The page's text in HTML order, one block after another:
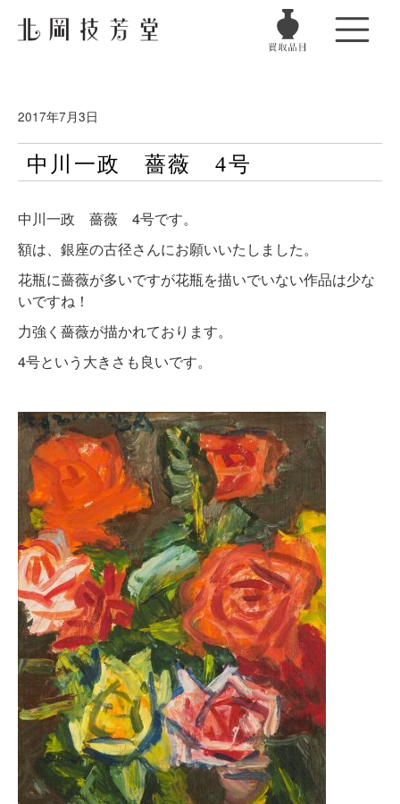
2017年7月3日
中川一政 薔薇 4号
中川一政 薔薇 4号です。
額は、銀座の古径さんにお願いいたしました。
花瓶に薔薇が多いですが花瓶を描いでいない作品は少な
いですね！
力強く薔薇が描かれております。
4号という大きさも良いです。